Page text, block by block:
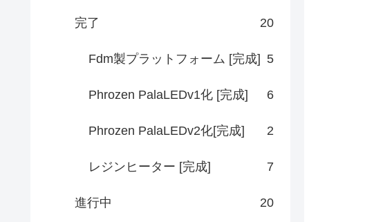
完了 20
Fdm製プラットフォーム [完成] 5
Phrozen PalaLEDv1化 [完成] 6
Phrozen PalaLEDv2化[完成] 2
レジンヒーター [完成] 7
進行中 20